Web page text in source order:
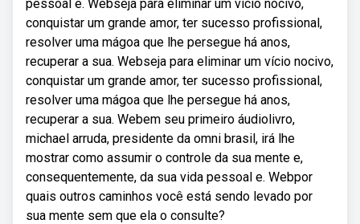
pessoal e. Webseja para eliminar um vício nocivo,
conquistar um grande amor, ter sucesso profissional,
resolver uma mágoa que lhe persegue há anos,
recuperar a sua. Webseja para eliminar um vício nocivo,
conquistar um grande amor, ter sucesso profissional,
resolver uma mágoa que lhe persegue há anos,
recuperar a sua. Webem seu primeiro áudiolivro,
michael arruda, presidente da omni brasil, irá lhe
mostrar como assumir o controle da sua mente e,
consequentemente, da sua vida pessoal e. Webpor
quais outros caminhos você está sendo levado por
sua mente sem que ela o consulte?